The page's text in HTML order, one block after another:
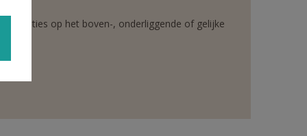
op het boven-, onderliggende of gelijke